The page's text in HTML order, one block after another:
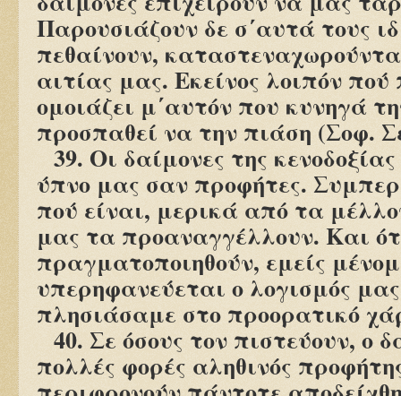
Παρουσιάζουν δε σ΄αυτά τους
πεθαίνουν,
αιτίας μας. Εκείνος λοιπόν
ομοιάζει μ΄αυτόν που κυνηγά
προσπαθεί να την πιάση (Σοφ.
39. Οι δαίμονες της
ύπνο μας σαν προφήτες.
πού είναι, μερικά από τα
μας τα προαναγγέλλουν. Και
πραγματοποιηθούν, εμείς
υπερηφανεύεται ο λογισμός
πλησιάσαμε στο προορατικό
40. Σε όσους τον πιστεύουν, ο
πολλές φορές αληθινός